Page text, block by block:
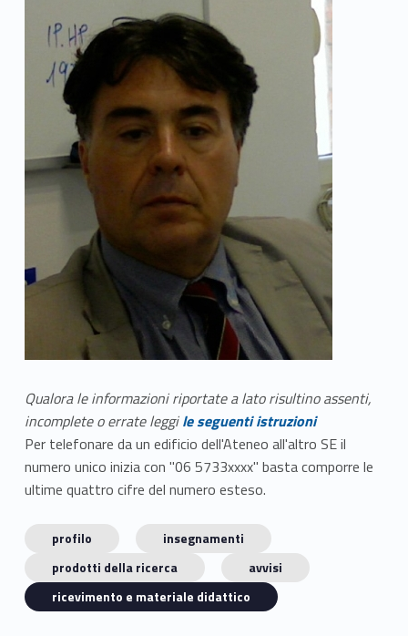
Qualora le informazioni riportate a lato risultino assenti,
incomplete o errate leggile seguenti istruzioni
Per telefonare da un edificio dell'Ateneo all'altro SE il
numero unico inizia con "06 5733xxxx" basta comporre le
ultime quattro cifre del numero esteso.
profilo
insegnamenti
prodotti della ricerca
avvisi
ricevimento e materiale didattico